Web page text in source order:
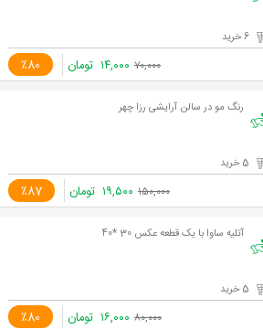
٪80 ۷۰,۰۰۰ ۱۴,۰۰۰ تومان
رنگ مو در سالن آرایشی رزا چهر
٪87 ۱۵۰,۰۰۰ ۱۹,۵۰۰ تومان
آتلیه ساوا با یک قطعه عکس 30 *40
٪80 ۸۰,۰۰۰ ۱۶,۰۰۰ تومان